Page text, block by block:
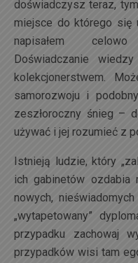
doświadczysz teraz,
miejsce do którego się
napisałem
Doświadczanie
kolekcjonerstwem.
samorozwoju i
zeszłoroczny śnieg –
używać i jej rozumieć z
Istnieją ludzie, który
ich gabinetów ozdabia
nowych,
„wytapetowany”
przypadku zachowaj
przypadków wisi tam